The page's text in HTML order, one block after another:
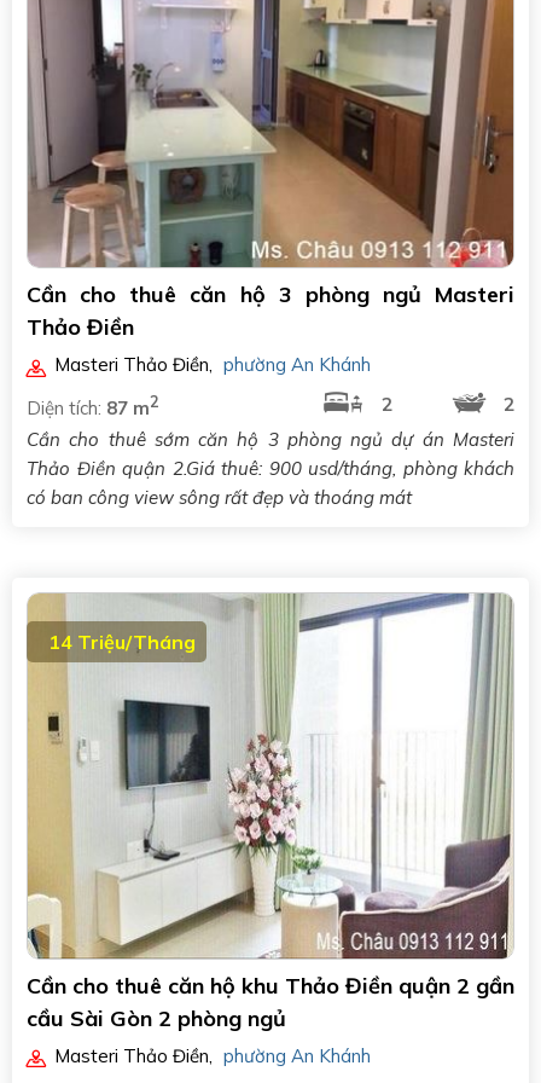
Cần cho thuê căn hộ 3 phòng ngủ Masteri
Thảo Điền
Masteri Thảo Điền, phường An Khánh
Diện tích: 87 m2 2
2
Cần cho thuê sớm căn hộ 3 phòng ngủ dự án Masteri
Thảo Điền quận 2.Giá thuê: 900 usd/tháng, phòng khách
có ban công view sông rất đẹp và thoáng mát
14 Triệu/Tháng
Cần cho thuê căn hộ khu Thảo Điền quận 2 gần
cầu Sài Gòn 2 phòng ngủ
Masteri Thảo Điền phường An Khánh